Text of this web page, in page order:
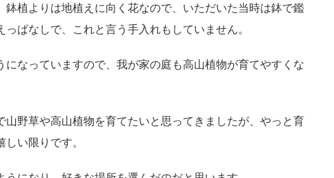
植よりは地植えに向く花なので、いただいた当時は鉢で鑑
ぱなしで、これと言う手入れもしていません。
なっていますので、我が家の庭も高山植物が育てやすくな
山野草や高山植物を育てたいと思ってきましたが、やっと育
い限りです。